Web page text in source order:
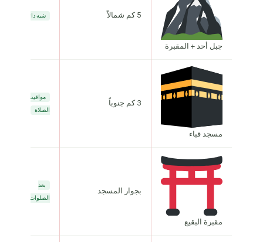
جبل أحد + المقبرة
5 كم شمالاً شبه دائم
مسجد قباء
3 كم جنوباً
مواقيت
الصلاة
مقبرة البقيع
بجوار المسجد
بعد
الصلوات